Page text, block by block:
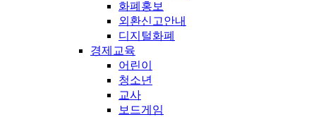
화폐홍보
외환신고안내
디지털화폐
경제교육
어린이
청소년
교사
보드게임